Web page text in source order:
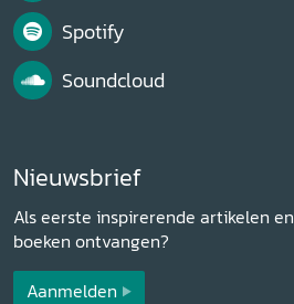
Spotify
Soundcloud
Nieuwsbrief
Als eerste inspirerende artikelen
boeken ontvangen?
Aanmelden